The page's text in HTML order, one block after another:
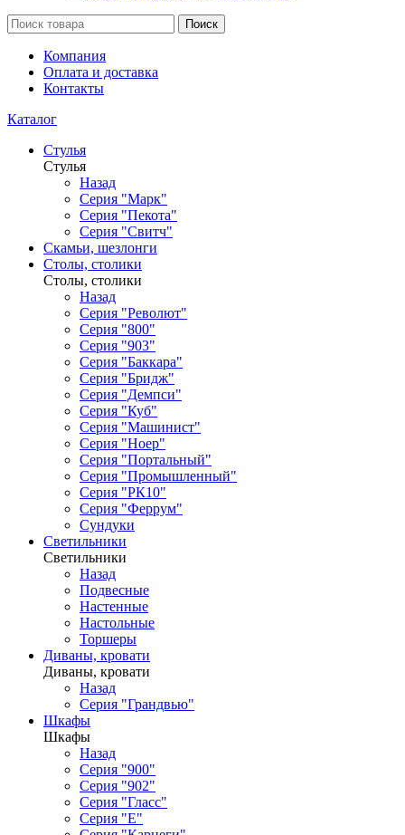
Поиск
Компания
Оплата и доставка
Контакты
Каталог
Стулья
Стулья
Назад
Серия "Марк"
Серия "Пекота"
Серия "Свитч"
Скамьи, шезлонги
Столы, столики
Столы, столики
Назад
Серия "Револют"
Серия "800"
Серия "903"
Серия "Баккара"
Серия "Бридж"
Серия "Демпси"
Серия "Куб"
Серия "Машинист"
Серия "Ноер"
Серия "Портальный"
Серия "Промышленный"
Серия "РК10"
Серия "Феррум"
Сундуки
Светильники
Светильники
Назад
Подвесные
Настенные
Настольные
Торшеры
Диваны, кровати
Диваны, кровати
Назад
Серия "Грандвью"
Шкафы
Шкафы
Назад
Серия "900"
Серия "902"
Серия "Гласс"
Серия "Е"